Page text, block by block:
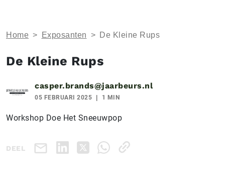
Home > Exposanten > De Kleine Rups
De Kleine Rups
casper.brands@jaarbeurs.nl
05 FEBRUARI 2025 1 MIN
Workshop Doe Het Sneeuwpop
DEEL